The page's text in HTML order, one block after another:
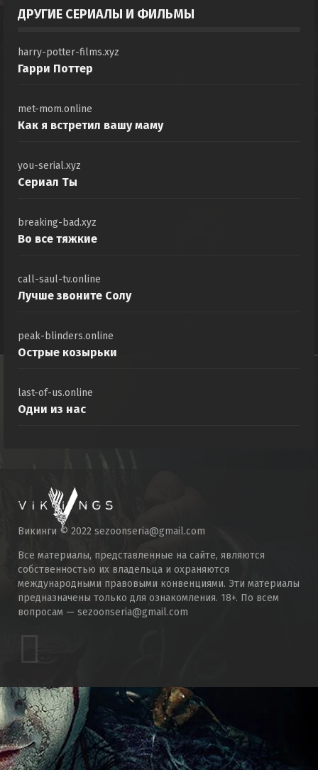
ДРУГИЕ СЕРИАЛЫ И ФИЛЬМЫ
harry-potter-films.xyz
Гарри Поттер
met-mom.online
Как я встретил вашу маму
you-serial.xyz
Сериал Ты
breaking-bad.xyz
Во все тяжкие
call-saul-tv.online
Лучше звоните Солу
peak-blinders.online
Острые козырьки
last-of-us.online
Одни из нас
Викинги © 2022 sezoonseria@gmail.com
Все материалы, представленные на сайте, являются
собственностью их владельца и охраняются
международными правовыми конвенциями. Эти материалы
предназначены только для ознакомления. 18+. По всем
вопросам — sezoonseria@gmail.com